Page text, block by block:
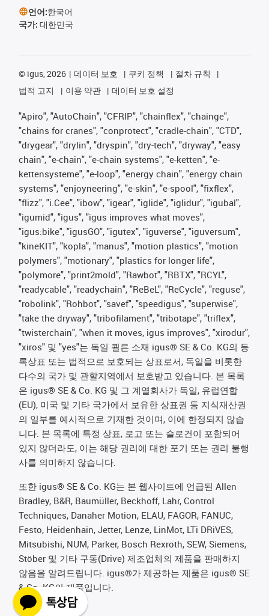
언어:한국어
국가: 대한민국
© igus, 2026 데이터 보호 쿠키 정책
절차 규칙
법적 고지
이용 약관 데이터 보호 설정
"Apiro", "AutoChain", "CFRIP", "chainflex", "chainge",
"chains for cranes", "conprotect", "cradle-chain", "CTD",
"drygear", "drylin", "dryspin", "dry-tech", "dryway", "easy
chain", "e-chain", "e-chain systems", "e-ketten", "e-
kettensysteme", "e-loop", "energy chain", "energy chain
systems", "enjoyneering", "e-skin", "e-spool", "fixflex",
"flizz", "i.Cee", "ibow", "igear", "iglide", "iglidur", "igubal",
"igumid", "igus", "igus improves what moves",
"igus:bike", "igusGO", "igutex", "iguverse", "iguversum",
"kineKIT", "kopla", "manus", "motion plastics", "motion
polymers", "motionary", "plastics for longer life",
"polymore", "print2mold", "Rawbot", "RBTX", "RCYL",
"readycable", "readychain", "ReBeL", "ReCycle", "reguse",
"robolink", "Rohbot", "savef", "speedigus", "superwise",
"take the dryway", "tribofilament", "tribotape", "triflex",
"twisterchain", "when it moves, igus improves", "xirodur",
"xiros" 및 "yes"는 독일 쾰른 소재 igus® SE & Co. KG의 등
록상표 또는 법적으로 보호되는 상표로서, 독일을 비롯한
다수의 국가 및 관할지역에서 보호받고 있습니다. 본 목록
은 igus® SE & Co. KG 및 그 계열회사가 독일, 유럽연합
(EU), 미국 및 기타 국가에서 보유한 상표권 등 지식재산권
의 일부를 예시적으로 기재한 것이며, 이에 한정되지 않습
니다. 본 목록에 특정 상표, 로고 또는 슬로건이 포함되어
있지 않더라도, 이는 해당 권리에 대한 포기 또는 권리 불행
사를 의미하지 않습니다.
또한 igus® SE & Co. KG는 본 웹사이트에 언급된 Allen
Bradley, B&R, Baumüller, Beckhoff, Lahr, Control
Techniques, Danaher Motion, ELAU, FAGOR, FANUC,
Festo, Heidenhain, Jetter, Lenze, LinMot, LTi DRiVES,
Mitsubishi, NUM, Parker, Bosch Rexroth, SEW, Siemens,
Stöber 및 기타 구동(Drive) 제조업체의 제품을 판매하지
않음을 알려드립니다. igus®가 제공하는 제품은 igus® SE
& Co. KG의 제품입니다.